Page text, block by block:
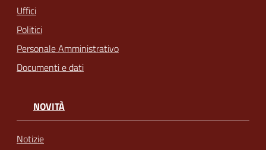
Uffici
Politici
Personale Amministrativo
Documenti e dati
NOVITÀ
Notizie